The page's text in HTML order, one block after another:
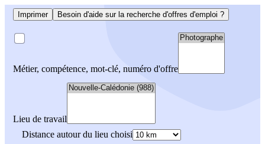
Imprimer Besoin d'aide sur la recherche d'offres d'emploi ?
Métier, compétence, mot-clé, numéro d'offre
Lieu de travail
Distance autour du lieu choisi